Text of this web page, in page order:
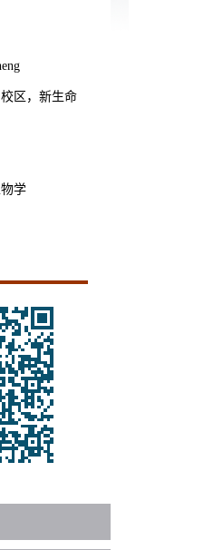
区，新生命
学